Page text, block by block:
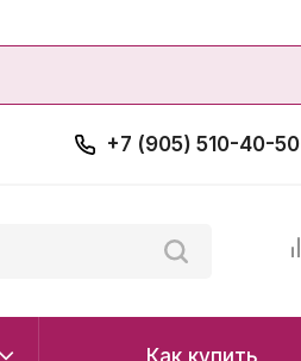
+7 (905) 510-40-50
Как купить